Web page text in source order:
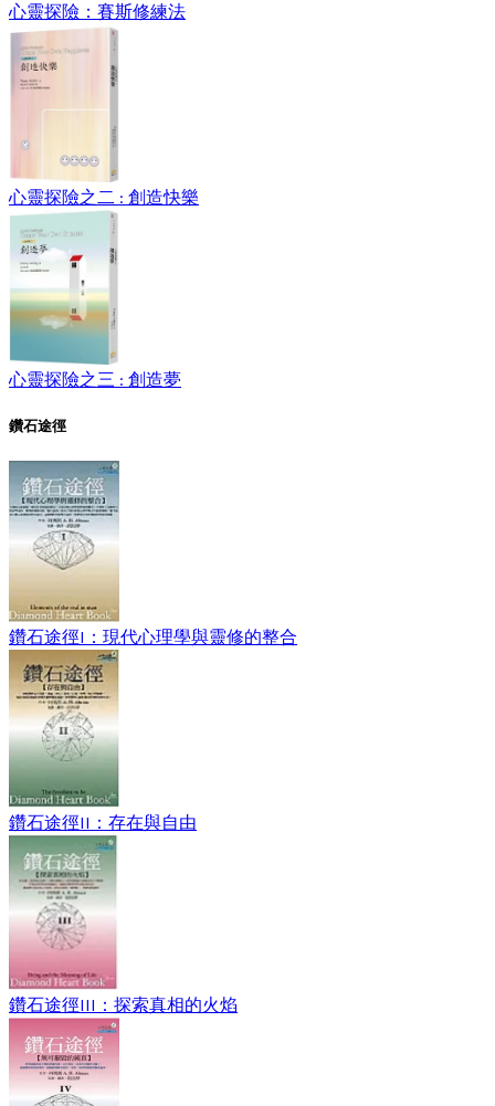
心靈探險：賽斯修練法
心靈探險之二 : 創造快樂
心靈探險之三 : 創造夢
鑽石途徑
鑽石途徑I：現代心理學與靈修的整合
鑽石途徑II：存在與自由
鑽石途徑III：探索真相的火焰